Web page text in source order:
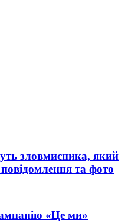
зловмисника, який
та фото
«Це ми»